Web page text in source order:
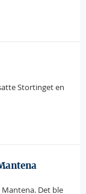
Stortinget en
Mantena. Det ble